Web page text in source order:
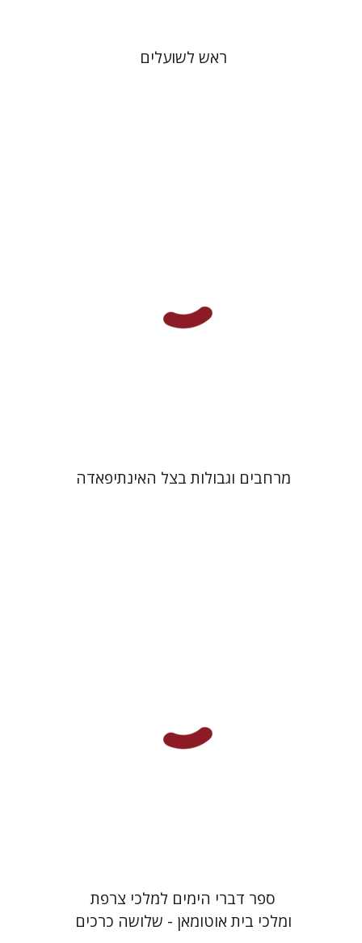
ראש לשועלים
מרחבים וגבולות בצל האינתיפאדה
ספר דברי הימים למלכי צרפת
ומלכי בית אוטומאן - שלושה כרכים